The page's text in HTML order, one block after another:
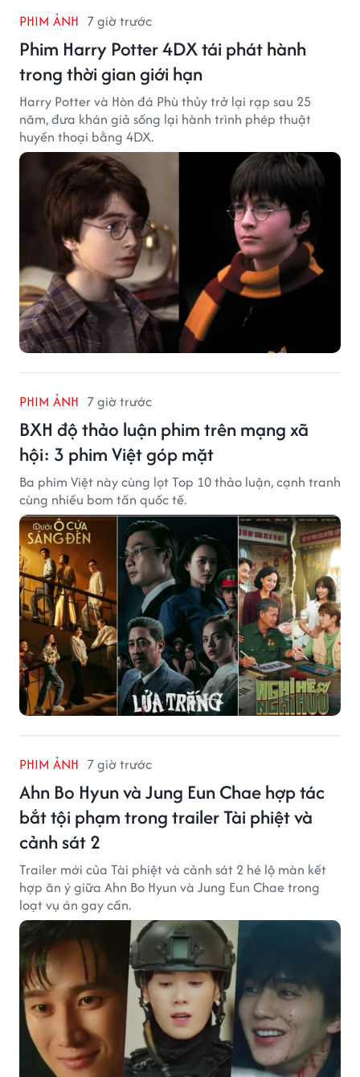
PHIM ẢNH 7 giờ trước
Phim Harry Potter 4DX tái phát hành
trong thời gian giới hạn
Harry Potter và Hòn đá Phù thủy trở lại rạp sau 25
năm, đưa khán giả sống lại hành trình phép thuật
huyền thoại bằng 4DX.
PHIM ẢNH 7 giờ trước
BXH độ thảo luận phim trên mạng xã
hội: 3 phim Việt góp mặt
Ba phim Việt này cùng lọt Top 10 thảo luận, cạnh tranh
cùng nhiều bom tấn quốc tế.
PHIM ẢNH 7 giờ trước
Ahn Bo Hyun và Jung Eun Chae hợp tác
bắt tội phạm trong trailer Tài phiệt và
cảnh sát 2
Trailer mới của Tài phiệt và cảnh sát 2 hé lộ màn kết
hợp ăn ý giữa Ahn Bo Hyun và Jung Eun Chae trong
loạt vụ án gay cấn.